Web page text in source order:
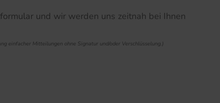
und wir werden uns zeitnah bei Ihnen
einfacher Mitteilungen ohne Signatur und/oder Verschlüsselung.)